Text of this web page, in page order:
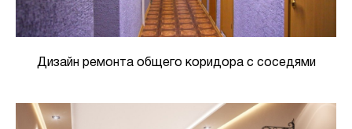
Дизайн ремонта общего коридора с соседями